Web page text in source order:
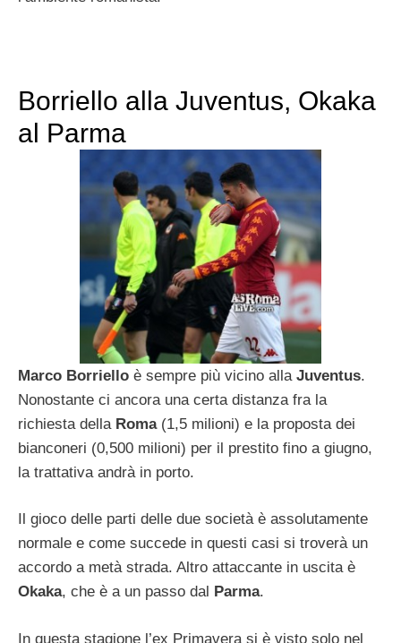
Borriello alla Juventus, Okaka
al Parma
Marco Borriello è sempre più vicino alla Juventus.
Nonostante ci ancora una certa distanza fra la
richiesta della Roma(1,5 milioni) e la proposta dei
bianconeri (0,500 milioni) per il prestito fino a giugno,
la trattativa andrà in porto.
Il gioco delle parti delle due società è assolutamente
normale e come succede in questi casi si troverà un
accordo a metà strada. Altro attaccante in uscita è
Okaka, che è a un passo dal Parma.
In questa stagione l’ex Primavera si è visto solo nel